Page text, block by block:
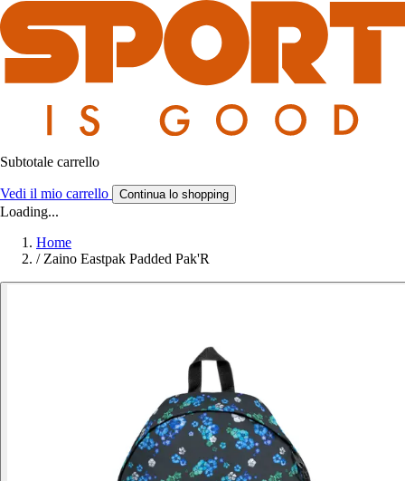
Subtotale carrello
Vedi il mio carrello Continua lo shopping
Loading...
Home
/ Zaino Eastpak Padded Pak'R